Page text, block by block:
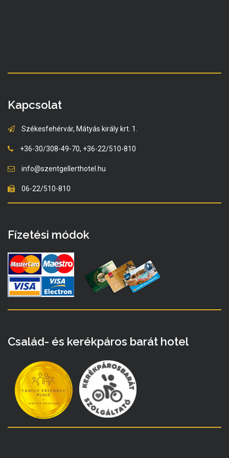
Kapcsolat
Székesfehérvár, Mátyás király krt. 1.
+36-30/308-49-70, +36-22/510-810
info@szentgellerthotel.hu
06-22/510-810
Fízetési módok
Család- és kerékpáros barát hotel